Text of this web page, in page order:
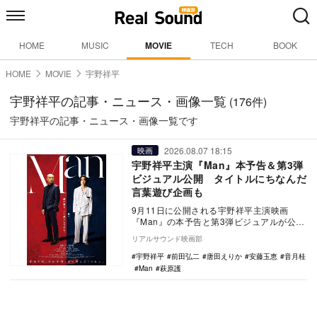
HOME MUSIC MOVIE TECH BOOK
HOME MOVIE 宇野祥平
宇野祥平の記事・ニュース・画像一覧 (176件)
宇野祥平の記事・ニュース・画像一覧です
映画 2026.08.07 18:15
宇野祥平主演『Man』本予告＆第3弾
ビジュアル公開 タイトルにちなんだ
言葉遊び企画も
9月11日に公開される宇野祥平主演映画
『Man』の本予告と第3弾ビジュアルが公開
された。 本作は、車の窃盗団の一員とし
て犯罪…
リアルサウンド映画部
宇野祥平
前田弘二 唐田えりか 安藤玉恵
音月桂
Man
萩原護